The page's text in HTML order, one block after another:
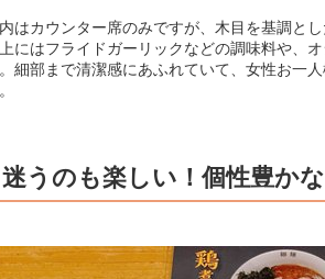
はカウンター席のみですが、木目を基調と
にはフライドガーリックなどの調味料や、
細部まで清潔感にあふれていて、女性お一
迷うのも楽しい！個性豊か